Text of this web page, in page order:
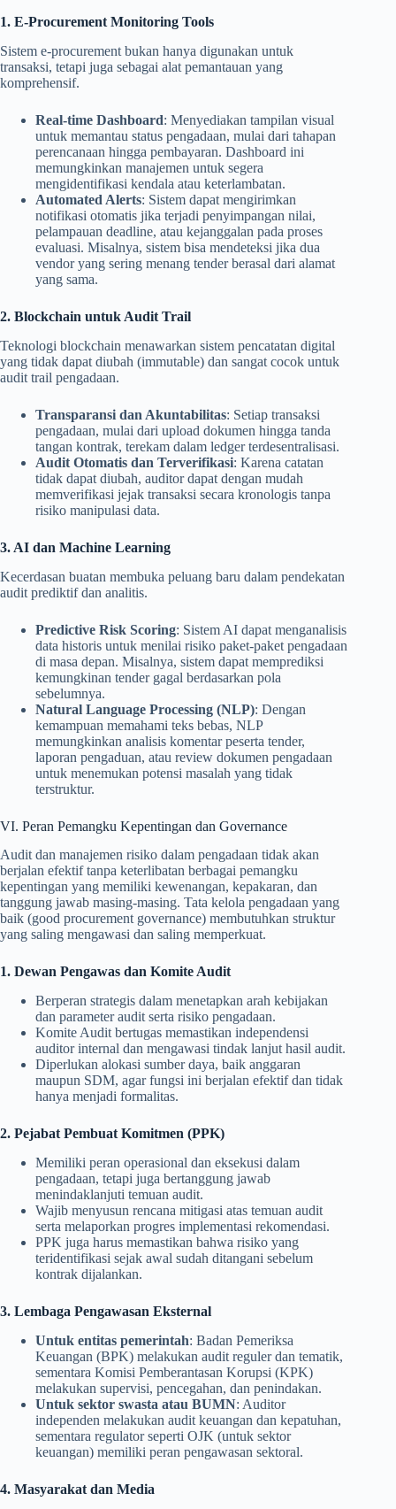
1. E-Procurement Monitoring Tools
Sistem e-procurement bukan hanya digunakan untuk
transaksi, tetapi juga sebagai alat pemantauan yang
komprehensif.
Real-time Dashboard: Menyediakan tampilan visual
untuk memantau status pengadaan, mulai dari tahapan
perencanaan hingga pembayaran. Dashboard ini
memungkinkan manajemen untuk segera
mengidentifikasi kendala atau keterlambatan.
Automated Alerts: Sistem dapat mengirimkan
notifikasi otomatis jika terjadi penyimpangan nilai,
pelampauan deadline, atau kejanggalan pada proses
evaluasi. Misalnya, sistem bisa mendeteksi jika dua
vendor yang sering menang tender berasal dari alamat
yang sama.
2. Blockchain untuk Audit Trail
Teknologi blockchain menawarkan sistem pencatatan digital
yang tidak dapat diubah (immutable) dan sangat cocok untuk
audit trail pengadaan.
Transparansi dan Akuntabilitas: Setiap transaksi
pengadaan, mulai dari upload dokumen hingga tanda
tangan kontrak, terekam dalam ledger terdesentralisasi.
Audit Otomatis dan Terverifikasi: Karena catatan
tidak dapat diubah, auditor dapat dengan mudah
memverifikasi jejak transaksi secara kronologis tanpa
risiko manipulasi data.
3. AI dan Machine Learning
Kecerdasan buatan membuka peluang baru dalam pendekatan
audit prediktif dan analitis.
Predictive Risk Scoring: Sistem AI dapat menganalisis
data historis untuk menilai risiko paket-paket pengadaan
di masa depan. Misalnya, sistem dapat memprediksi
kemungkinan tender gagal berdasarkan pola
sebelumnya.
Natural Language Processing (NLP): Dengan
kemampuan memahami teks bebas, NLP
memungkinkan analisis komentar peserta tender,
laporan pengaduan, atau review dokumen pengadaan
untuk menemukan potensi masalah yang tidak
terstruktur.
VI. Peran Pemangku Kepentingan dan Governance
Audit dan manajemen risiko dalam pengadaan tidak akan
berjalan efektif tanpa keterlibatan berbagai pemangku
kepentingan yang memiliki kewenangan, kepakaran, dan
tanggung jawab masing-masing. Tata kelola pengadaan yang
baik (good procurement governance) membutuhkan struktur
yang saling mengawasi dan saling memperkuat.
1. Dewan Pengawas dan Komite Audit
Berperan strategis dalam menetapkan arah kebijakan
dan parameter audit serta risiko pengadaan.
Komite Audit bertugas memastikan independensi
auditor internal dan mengawasi tindak lanjut hasil audit.
Diperlukan alokasi sumber daya, baik anggaran
maupun SDM, agar fungsi ini berjalan efektif dan tidak
hanya menjadi formalitas.
2. Pejabat Pembuat Komitmen (PPK)
Memiliki peran operasional dan eksekusi dalam
pengadaan, tetapi juga bertanggung jawab
menindaklanjuti temuan audit.
Wajib menyusun rencana mitigasi atas temuan audit
serta melaporkan progres implementasi rekomendasi.
PPK juga harus memastikan bahwa risiko yang
teridentifikasi sejak awal sudah ditangani sebelum
kontrak dijalankan.
3. Lembaga Pengawasan Eksternal
Untuk entitas pemerintah: Badan Pemeriksa
Keuangan (BPK) melakukan audit reguler dan tematik,
sementara Komisi Pemberantasan Korupsi (KPK)
melakukan supervisi, pencegahan, dan penindakan.
Untuk sektor swasta atau BUMN: Auditor
independen melakukan audit keuangan dan kepatuhan,
sementara regulator seperti OJK (untuk sektor
keuangan) memiliki peran pengawasan sektoral.
4. Masyarakat dan Media